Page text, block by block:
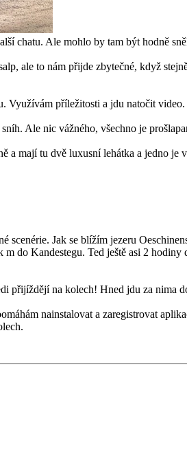
chatu. Ale mohlo by tam být hodně
ale to nám přijde zbytečné, když
příležitosti a jdu natočit
Ale nic vážného, všechno je
a mají tu dvě luxusní lehátka a jedno je
scenérie. Jak se blížím jezeru
Kandestegu. Ted ještě asi 2
na kolech! Hned jdu za nima
nainstalovat a zaregistrovat